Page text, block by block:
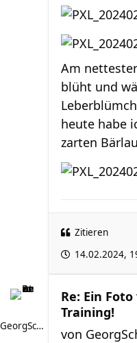
Am
blüht und
heute habe
zarten
Zitieren
14.02.2024,
GeorgSchoenegger
Re: Ein
Training!
von